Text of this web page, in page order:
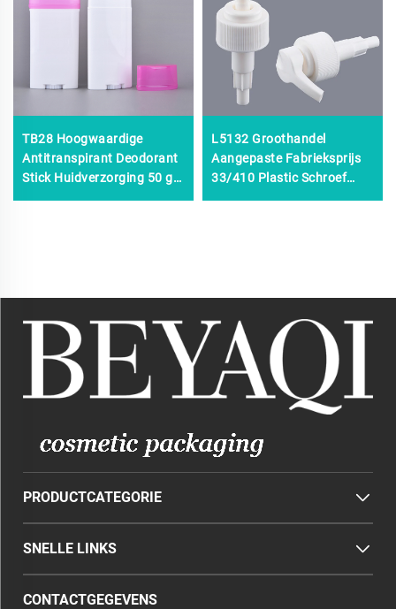
TB28 Hoogwaardige
Antitranspirant Deodorant
Stick Huidverzorging 50 g
L5132 Groothandel
Aangepaste Fabrieksprijs
33/410 Plastic Schroef
PRODUCTCATEGORIE
SNELLE LINKS
CONTACTGEGEVENS